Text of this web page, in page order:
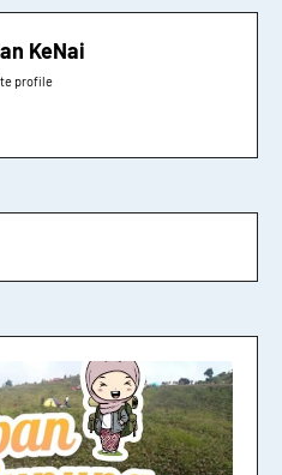
KeNai
profile